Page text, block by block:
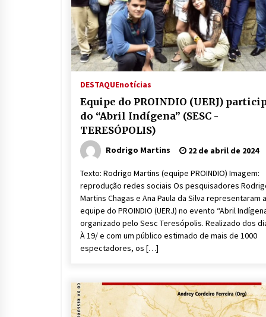
DESTAQUEnotícias
Equipe do PROINDIO (UERJ)
do “Abril Indígena” (SESC -
TERESÓPOLIS)
Rodrigo Martins 22 de abril de 2024
Texto: Rodrigo Martins (equipe PROINDIO) Imagem:
reprodução redes sociais Os pesquisadores
Martins Chagas e Ana Paula da Silva representaram a
equipe do PROINDIO (UERJ) no evento “Abril
organizado pelo Sesc Teresópolis. Realizado dos
À 19/ e com um público estimado de mais de 1000
espectadores, os […]